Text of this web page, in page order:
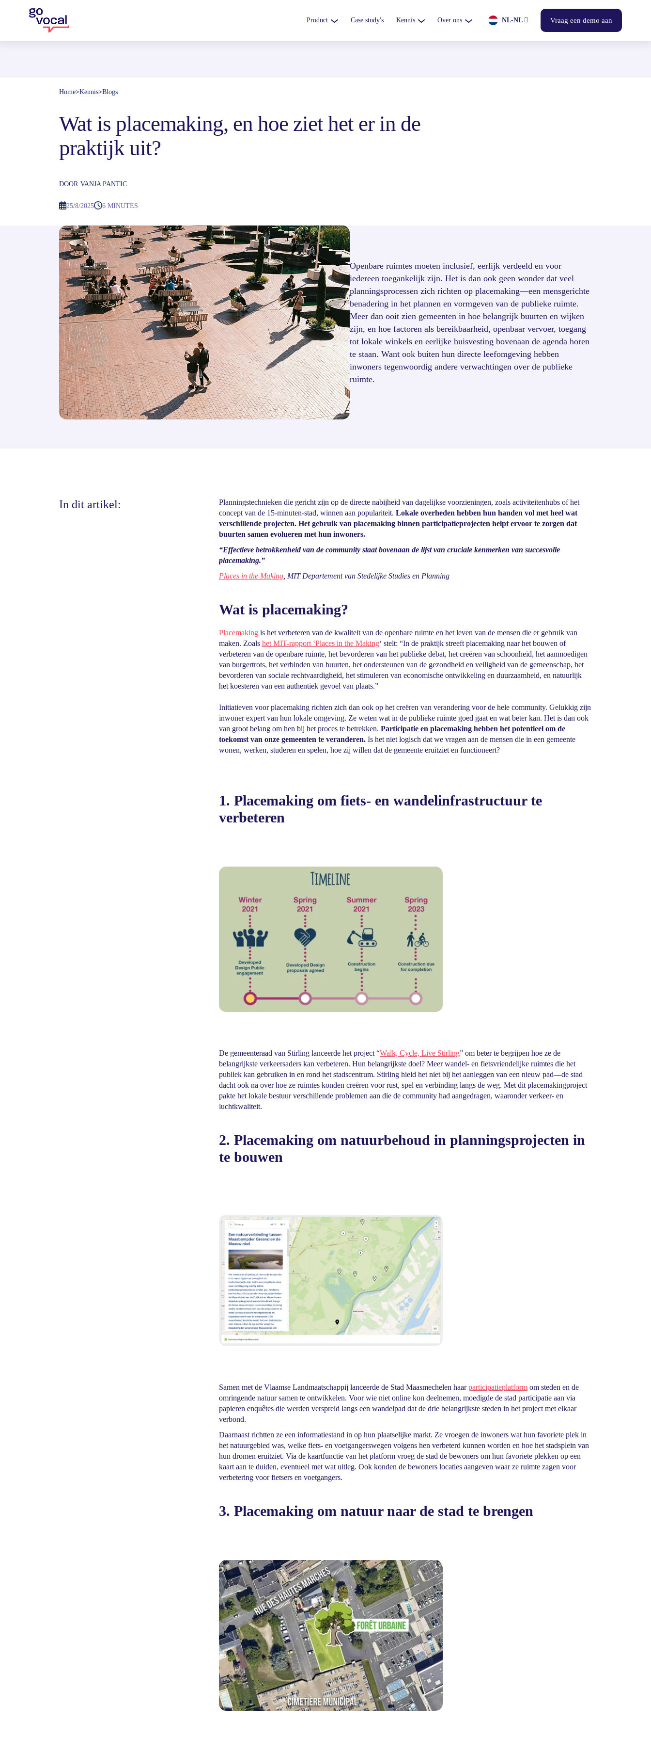
Product Case study's Kennis Over ons NL-NL Vraag een demo aan
Home>Kennis>Blogs
Wat is placemaking, en hoe ziet het er in de
praktijk uit?
DOOR VANJA PANTIC
25/8/2025 6 MINUTES
Openbare ruimtes moeten inclusief, eerlijk verdeeld en voor
iedereen toegankelijk zijn. Het is dan ook geen wonder dat veel
planningsprocessen zich richten op placemaking—een mensgerichte
benadering in het plannen en vormgeven van de publieke ruimte.
Meer dan ooit zien gemeenten in hoe belangrijk buurten en wijken
zijn, en hoe factoren als bereikbaarheid, openbaar vervoer, toegang
tot lokale winkels en eerlijke huisvesting bovenaan de agenda horen
te staan. Want ook buiten hun directe leefomgeving hebben
inwoners tegenwoordig andere verwachtingen over de publieke
ruimte.
In dit artikel:
Planningstechnieken die gericht zijn op de directe nabijheid van dagelijkse voorzieningen, zoals activiteitenhubs of het
concept van de 15-minuten-stad, winnen aan populariteit. Lokale overheden hebben hun handen vol met heel wat
verschillende projecten. Het gebruik van placemaking binnen participatieprojecten helpt ervoor te zorgen dat
buurten samen evolueren met hun inwoners.
“Effectieve betrokkenheid van de community staat bovenaan de lijst van cruciale kenmerken van succesvolle
placemaking.”
Places in the Making , MIT Departement van Stedelijke Studies en Planning
Wat is placemaking?
Placemaking is het verbeteren van de kwaliteit van de openbare ruimte en het leven van de mensen die er gebruik van
maken. Zoals het MIT-rapport ‘Places in the Making‘ stelt: “In de praktijk streeft placemaking naar het bouwen of
verbeteren van de openbare ruimte, het bevorderen van het publieke debat, het creëren van schoonheid, het aanmoedigen
van burgertrots, het verbinden van buurten, het ondersteunen van de gezondheid en veiligheid van de gemeenschap, het
bevorderen van sociale rechtvaardigheid, het stimuleren van economische ontwikkeling en duurzaamheid, en natuurlijk
het koesteren van een authentiek gevoel van plaats.”
Initiatieven voor placemaking richten zich dan ook op het creëren van verandering voor de hele community. Gelukkig zijn
inwoner expert van hun lokale omgeving. Ze weten wat in de publieke ruimte goed gaat en wat beter kan. Het is dan ook
van groot belang om hen bij het proces te betrekken. Participatie en placemaking hebben het potentieel om de
toekomst van onze gemeenten te veranderen. Is het niet logisch dat we vragen aan de mensen die in een gemeente
wonen, werken, studeren en spelen, hoe zij willen dat de gemeente eruitziet en functioneert?
1. Placemaking om fiets- en wandelinfrastructuur te
verbeteren
De gemeenteraad van Stirling lanceerde het project “Walk, Cycle, Live Stirling” om beter te begrijpen hoe ze de
belangrijkste verkeersaders kan verbeteren. Hun belangrijkste doel? Meer wandel- en fietsvriendelijke ruimtes die het
publiek kan gebruiken in en rond het stadscentrum. Stirling hield het niet bij het aanleggen van een nieuw pad—de stad
dacht ook na over hoe ze ruimtes konden creëren voor rust, spel en verbinding langs de weg. Met dit placemakingproject
pakte het lokale bestuur verschillende problemen aan die de community had aangedragen, waaronder verkeer- en
luchtkwaliteit.
2. Placemaking om natuurbehoud in planningsprojecten in
te bouwen
Samen met de Vlaamse Landmaatschappij lanceerde de Stad Maasmechelen haarparticipatieplatform om steden en de
omringende natuur samen te ontwikkelen. Voor wie niet online kon deelnemen, moedigde de stad participatie aan via
papieren enquêtes die werden verspreid langs een wandelpad dat de drie belangrijkste steden in het project met elkaar
verbond.
Daarnaast richtten ze een informatiestand in op hun plaatselijke markt. Ze vroegen de inwoners wat hun favoriete plek in
het natuurgebied was, welke fiets- en voetgangerswegen volgens hen verbeterd kunnen worden en hoe het stadsplein van
hun dromen eruitziet. Via de kaartfunctie van het platform vroeg de stad de bewoners om hun favoriete plekken op een
kaart aan te duiden, eventueel met wat uitleg. Ook konden de bewoners locaties aangeven waar ze ruimte zagen voor
verbetering voor fietsers en voetgangers.
3. Placemaking om natuur naar de stad te brengen